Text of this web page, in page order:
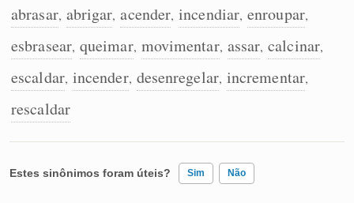
Dicionário
Sinônimos
abrasar, abrigar, acender, incendiar, enroupar,
esbrasear, queimar, movimentar, assar, calcinar,
escaldar, incender, desenregelar, incrementar,
rescaldar
Estes sinônimos foram úteis? Sim Não